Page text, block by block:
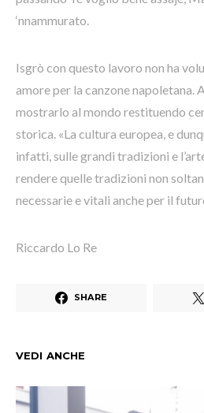
‘nnammurato.
Isgrò con questo lavoro non ha
amore per la canzone napoletana.
mostrarlo al mondo restituendo
storica. «La cultura europea, e
infatti, sulle grandi tradizioni e
rendere quelle tradizioni non
necessarie e vitali anche per il
Riccardo Lo Re
SHARE
VEDI ANCHE